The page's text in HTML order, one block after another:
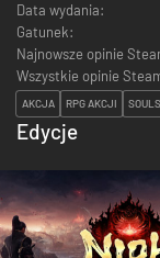
Data wydania:
Gatunek:
Najnowsze opinie
Wszystkie opinie
AKCJA RPG AKCJI
Edycje